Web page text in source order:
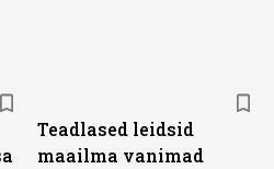
Teadlased leidsid
maailma vanimad